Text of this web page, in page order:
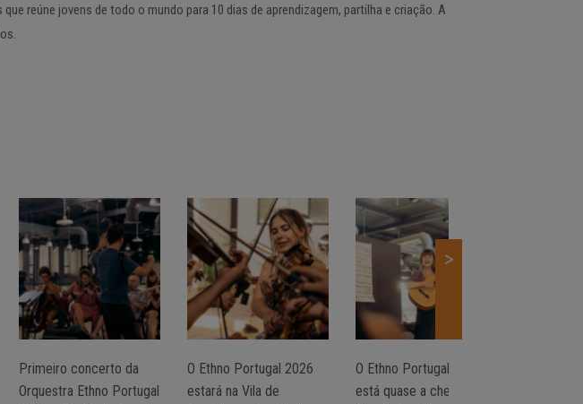
reúne jovens de todo o mundo para 10 dias de aprendizagem, partilha e criação. A
>
Primeiro concerto da
Orquestra Ethno Portugal
O Ethno Portugal 2026
estará na Vila de
O Ethno Portugal 2026
está quase a chegar à